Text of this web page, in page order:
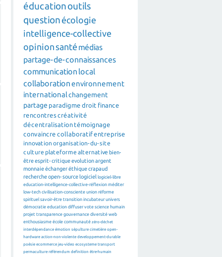
éducationoutils
question écologie
intelligence-collective
opinion santé médias
partage-de-connaissances
communication local
collaborationenvironnement
internationalchangement
partage paradigme droit finance
rencontrescréativité
décentralisation témoignage
convaincre collaboratifentreprise
innovation organisation-du-site
culture plateforme alternative bien-
êtreesprit-critiqueevolutionargent
monnaieéchangeréthiquecrapaud
rechercheopen-source logiciel logiciel-libre
education-intelligence-collective-réflexion méditer
low-tech civilisation-consciente union réforme
spirituel savoir-être transition incubateur univers
démocratie education diffuser vote science humain
projet transparence gouvernance diversité web
enthousiasme école communauté zéro-déchet
interdépendance émotion sépulture cimetière open-
hardware action-non-violente developpement-durable
poésie ecommerce jeu-video ecosysteme transport
permaculture référendum definition être-humain